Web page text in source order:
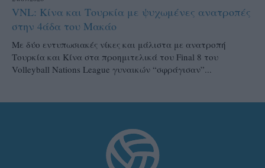
VNL: Κίνα και Τουρκία με ψυχωμένες ανατροπές
στην 4άδα του Μακάο
Με δύο εντυπωσιακές νίκες και μάλιστα με ανατροπή
Τουρκία και Κίνα στα προημιτελικά του Final 8 του
Volleyball Nations League γυναικών “σφράγισαν”...